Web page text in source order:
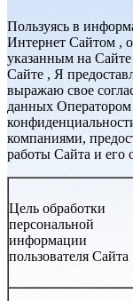
Пользуясь в
Интернет Сайтом ,
указанным на
Сайте , Я
выражаю свое
данных Оператором
компаниями,
работы Сайта и его
Цель обработки
персональной
информации
пользователя Сайта